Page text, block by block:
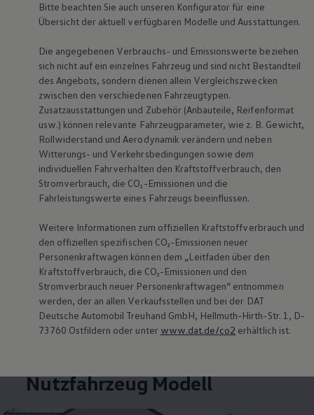
Mehr Informationen
CaliforniaApp 6 Neuer Californiaund
Grand California
ab Modelljahr 2025
Fahrzeugservice Nur für Caddyab
Modelljahr 2021, Multivan
ab Modelljahr 2022 und
Crafterab Modelljahr
2025
Die Darstellung bildet das aktuelle Verkaufsprogramm
ab.
Upgrades – Next Level für
Nutzfahrzeug Modell
Bitte beachten Sie auch unseren Konfigurator für eine
Übersicht der aktuell verfügbaren Modelle und Ausstattungen.
Die angegebenen Verbrauchs- und Emissionswerte beziehen
sich nicht auf ein einzelnes Fahrzeug und sind nicht Bestandteil
des Angebots, sondern dienen allein Vergleichszwecken
zwischen den verschiedenen Fahrzeugtypen.
Zusatzausstattungen und Zubehör (Anbauteile, Reifenformat
usw.) können relevante Fahrzeugparameter, wie z. B. Gewicht,
Rollwiderstand und Aerodynamik verändern und neben
Witterungs- und Verkehrsbedingungen sowie dem
individuellen Fahrverhalten den Kraftstoffverbrauch, den
Stromverbrauch, die CO₂-Emissionen und die
Fahrleistungswerte eines Fahrzeugs beeinflussen.
Weitere Informationen zum offiziellen Kraftstoffverbrauch und
den offiziellen spezifischen CO₂-Emissionen neuer
Personenkraftwagen können dem „Leitfaden über den
Kraftstoffverbrauch, die CO₂-Emissionen und den
Stromverbrauch neuer Personenkraftwagen“ entnommen
werden, der an allen Verkaufsstellen und bei der DAT
Deutsche Automobil Treuhand GmbH, Hellmuth-Hirth-Str. 1, D-
73760 Ostfildern oder unter www.dat.de/co2 erhältlich ist.